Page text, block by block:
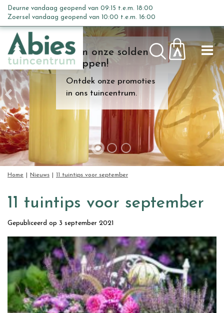
n
c
o
n
t
e
n
t
Kom onze solden
shoppen!
Ontdek onze promoties
in ons tuincentrum.
Home Nieuws 11 tuintips voor september
Deurne vandaag geopend van 09:15 t.e.m. 18:00
Zoersel vandaag geopend van 10:00 t.e.m. 16:00
11 tuintips voor september
Gepubliceerd op 3 september 2021